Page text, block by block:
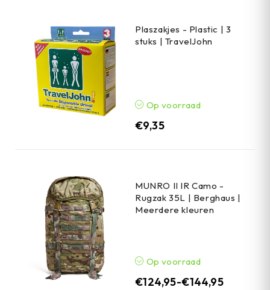
Plaszakjes - Plastic | 3
stuks | TravelJohn
Op voorraad
€9,35
MUNRO II IR Camo -
Rugzak 35L | Berghaus |
Meerdere kleuren
Op voorraad
€124,95-€144,95